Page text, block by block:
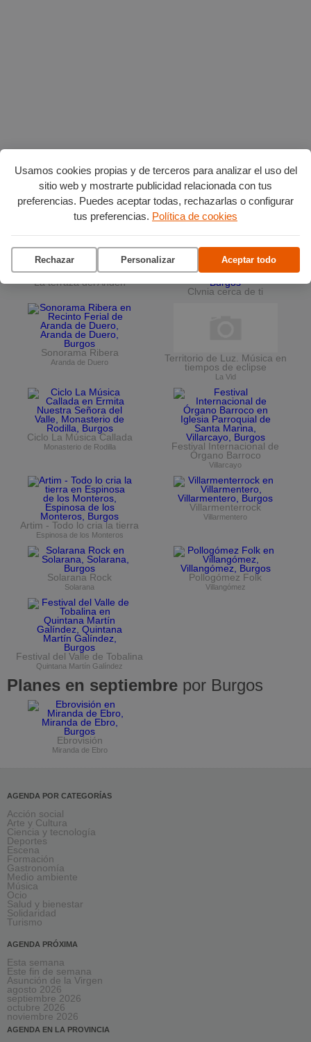
Usamos cookies propias y de terceros para analizar el uso del
sitio web y mostrarte publicidad relacionada con tus
preferencias. Puedes aceptar todas, rechazarlas o configurar
tus preferencias. Política de cookies
Rechazar Personalizar Aceptar todo
Planes en agostopor Burgos
Vuelta Ciclista a Burgos
La terraza del Andén
Clvnia cerca de ti
Sonorama Ribera
Aranda de Duero
Territorio de Luz. Música en
tiempos de eclipse
La Vid
Ciclo La Música Callada
Monasterio de Rodilla
Festival Internacional de
Órgano Barroco
Villarcayo
Artim - Todo lo cria la tierra
Espinosa de los Monteros
Villarmenterrock
Villarmentero
Solarana Rock
Solarana
Pollogómez Folk
Villangómez
Festival del Valle de Tobalina
Quintana Martín Galíndez
Planes en septiembre por Burgos
Ebrovisión
Miranda de Ebro
AGENDA POR CATEGORÍAS
Acción social
Arte y Cultura
Ciencia y tecnología
Deportes
Escena
Formación
Gastronomía
Medio ambiente
Música
Ocio
Salud y bienestar
Solidaridad
Turismo
AGENDA PRÓXIMA
Esta semana
Este fin de semana
Asunción de la Virgen
agosto 2026
septiembre 2026
octubre 2026
noviembre 2026
AGENDA EN LA PROVINCIA